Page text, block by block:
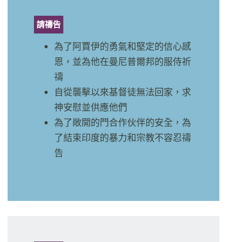
請禱告
為了阿賈伊的勇氣和堅定的信心感
恩，並為他在曼尼普爾邦的服侍祈
禱
自從襲擊以來基督徒無法回家，求
神安慰並供應他們
為了敞開的門合作伙伴的安全，為
了結束印度的暴力和宗教不容忍禱
告